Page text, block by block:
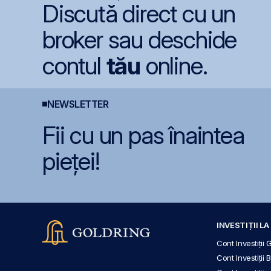
Discută direct cu un
broker sau deschide
contul tău online.
NEWSLETTER
Fii cu un pas înaintea
pieței!
INVESTIȚII LA
Cont Investiții
Cont Investiții